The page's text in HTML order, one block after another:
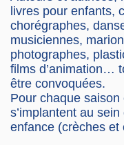
livres pour enfants,
chorégraphes,
musiciennes,
photographes,
films d’animation…
être convoquées.
Pour chaque
s’implantent au
enfance (crèches et